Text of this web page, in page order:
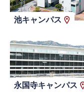
池キャンパス
永国寺キャンパス